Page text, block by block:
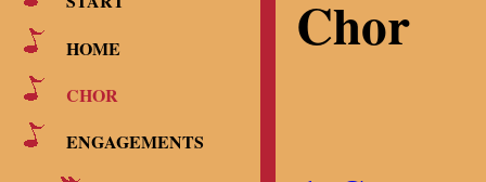
HOME
CHOR
ENGAGEMENTS
Chor